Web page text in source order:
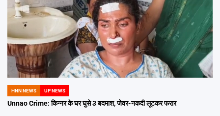
POSTED
IN
HNN NEWS UP NEWS
Unnao Crime: किन्नर के घर घुसे 3 बदमाश, जेवर-नकदी लूटकर फरार